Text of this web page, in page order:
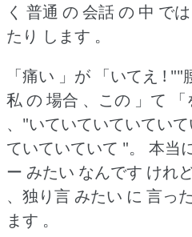
く 普通 の 会話 の 中 で
たり します 。
「痛い 」が 「いてえ ! ""
私 の 場合 、この 」て
、"いていていていてい
ていていていて "。
本当
ー みたい なんです けれ
、独り言 みたい に 言っ
ます 。